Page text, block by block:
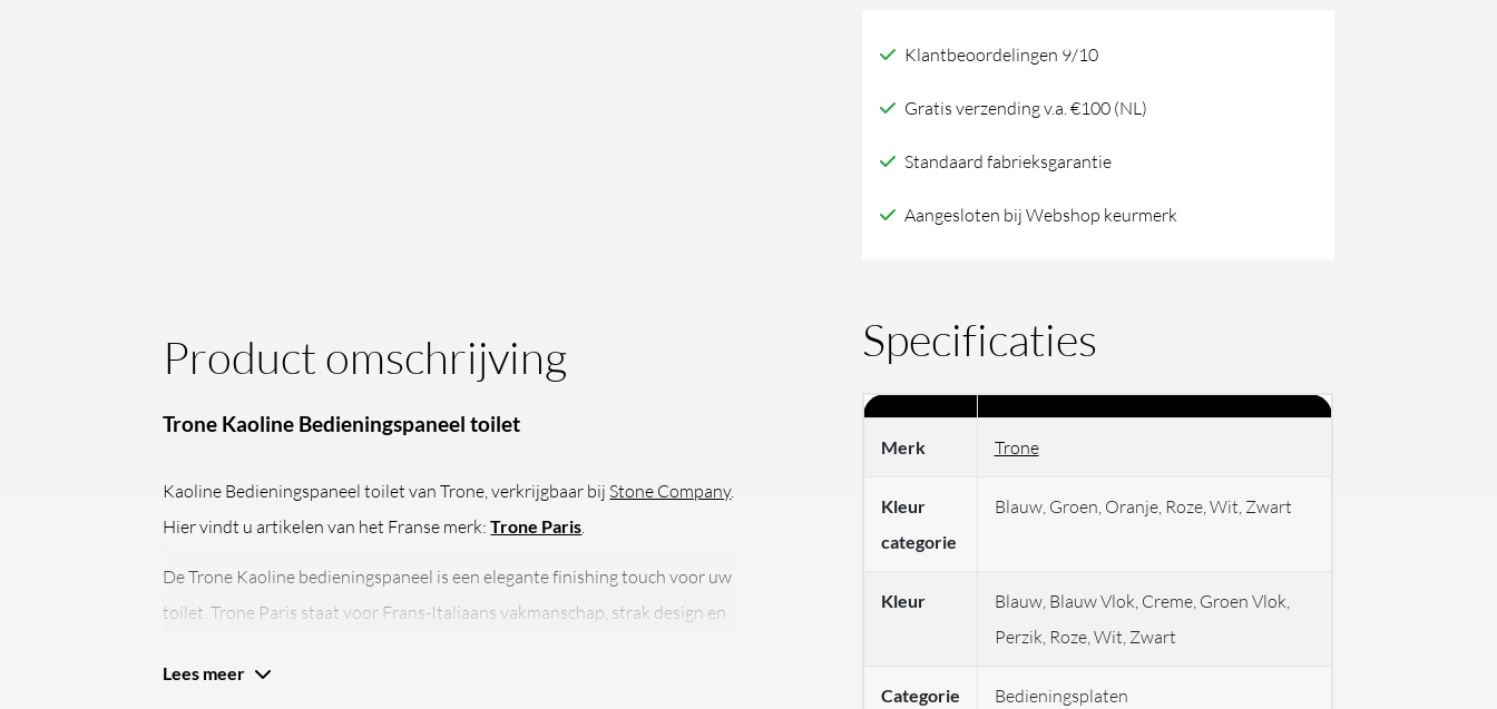
aantalKlantbeoordelingen 9/10
Gratis verzending v.a. €100 (NL)
Standaard fabrieksgarantie
Aangesloten bij Webshop keurmerk
Product omschrijving
Trone Kaoline Bedieningspaneel toilet
Kaoline Bedieningspaneel toilet van Trone, verkrijgbaar bijStone Company.
Hier vindt u artikelen van het Franse merk:Trone Paris.
De Trone Kaoline bedieningspaneel is een elegante finishing touch voor uw
toilet. Trone Paris staat voor Frans-Italiaans vakmanschap, strak design en
en oogt rustig en modern. Met twee duidelijke knoppen kiest u snel de
Lees meer
Specificaties
Merk Trone
Kleur
categorie
Blauw, Groen, Oranje, Roze, Wit, Zwart
Kleur
Blauw, Blauw Vlok, Creme, Groen Vlok,
Perzik, Roze, Wit, Zwart
Categorie Bedieningsplaten